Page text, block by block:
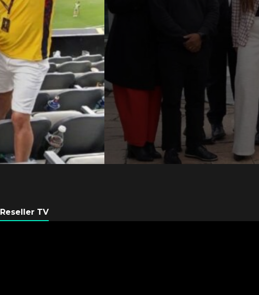
Axis Communications
Argentina se fortalece
con nueva sede
PORREDACCIÓN LATAM 6 AGOSTO, 2026
Reseller TV